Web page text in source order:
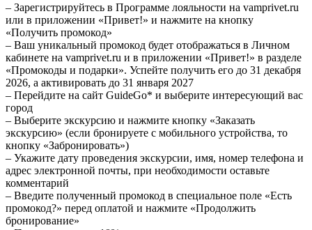
– Зарегистрируйтесь в Программе лояльности на vamprivet.ru
или в приложении «Привет!» и нажмите на кнопку
«Получить промокод»
– Ваш уникальный промокод будет отображаться в Личном
кабинете на vamprivet.ru и в приложении «Привет!» в разделе
«Промокоды и подарки». Успейте получить его до 31 декабря
2026, а активировать до 31 января 2027
– Перейдите на сайт GuideGo* и выберите интересующий вас
город
– Выберите экскурсию и нажмите кнопку «Заказать
экскурсию» (если бронируете с мобильного устройства, то
кнопку «Забронировать»)
– Укажите дату проведения экскурсии, имя, номер телефона и
адрес электронной почты, при необходимости оставьте
комментарий
– Введите полученный промокод в специальное поле «Есть
промокод?» перед оплатой и нажмите «Продолжить
бронирование»